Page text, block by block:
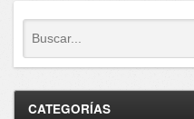
CATEGORÍAS